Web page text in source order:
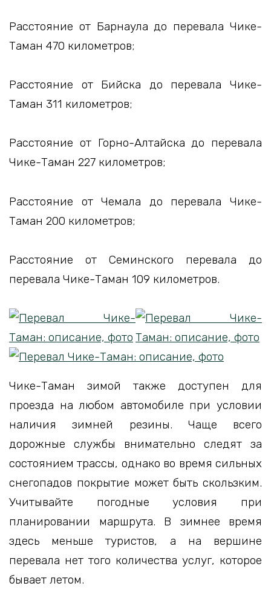
Расстояние от Барнаула до перевала Чике-
Таман 470 километров;
Расстояние от Бийска до перевала Чике-
Таман 311 километров;
Расстояние от Горно-Алтайска до перевала
Чике-Таман 227 километров;
Расстояние от Чемала до перевала Чике-
Таман 200 километров;
Расстояние от Семинского перевала до
перевала Чике-Таман 109 километров.
Чике-Таман зимой также доступен для
проезда на любом автомобиле при условии
наличия зимней резины. Чаще всего
дорожные службы внимательно следят за
состоянием трассы, однако во время сильных
снегопадов покрытие может быть скользким.
Учитывайте погодные условия при
планировании маршрута. В зимнее время
здесь меньше туристов, а на вершине
перевала нет того количества услуг, которое
бывает летом.